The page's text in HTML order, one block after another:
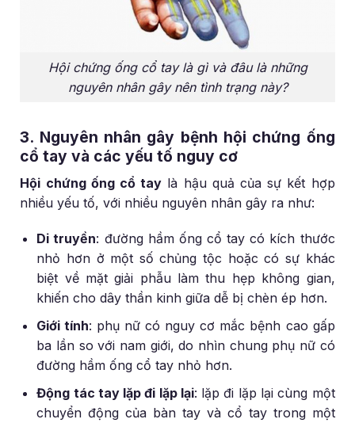
Hội chứng ống cổ tay là gì và đâu là những
nguyên nhân gây nên tình trạng này?
3. Nguyên nhân gây bệnh hội chứng ống
cổ tay và các yếu tố nguy cơ
Hội chứng ống cổ tay là hậu quả của sự kết hợp
nhiều yếu tố, với nhiều nguyên nhân gây ra như:
Di truyền: đường hầm ống cổ tay có kích thước
nhỏ hơn ở một số chủng tộc hoặc có sự khác
biệt về mặt giải phẫu làm thu hẹp không gian,
khiến cho dây thần kinh giữa dễ bị chèn ép hơn.
Giới tính: phụ nữ có nguy cơ mắc bệnh cao gấp
ba lần so với nam giới, do nhìn chung phụ nữ có
đường hầm ống cổ tay nhỏ hơn.
Động tác tay lặp đi lặp lại: lặp đi lặp lại cùng một
chuyển động của bàn tay và cổ tay trong một